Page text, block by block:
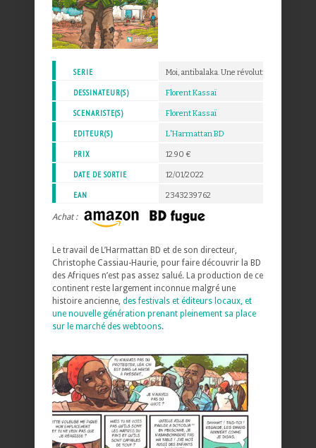
SERIE Moi, antibalaka. Une révolution paysanne
DESSINATEUR(S) Florent Kassaï
SCENARISTE(S) Florent Kassaï
EDITEUR(S) L'Harmattan BD
PRIX 12.90 €
DATE DE SORTIE 12/01/2022
EAN 2343239762
Achat :
Le travail de L’Harmattan BD et de son directeur,
Christophe Cassiau-Haurie, pour faire découvrir la BD
des Afriques n’est pas assez salué. La production de ce
continent reste largement inconnue malgré une
histoire ancienne, des festivals et éditeurs locaux, et
une nouvelle génération prenant pleinement sa place
sur le marché des webtoons.